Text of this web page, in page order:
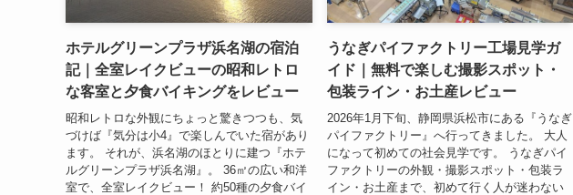
ホテルグリーンプラザ浜名湖の宿泊
記｜全室レイクビューの昭和レトロ
な客室と夕食バイキングをレビュー
昭和レトロな外観にちょっと驚きつつも、気
づけば『気分は小4』で楽しんでいた宿があり
ます。 それが、浜名湖のほとりに建つ『ホテ
ルグリーンプラザ浜名湖』。 36㎡の広い和洋
室で、全室レイクビュー！ 約50種の夕食バイ
うなぎパイファクトリー工場見学ガ
イド｜無料で楽しむ撮影スポット・
包装ライン・お土産レビュー
2026年1月下旬、静岡県浜松市にある『うなぎ
パイファクトリー』へ行ってきました。 大人
になって初めての社会見学です。 うなぎパイ
ファクトリーの外観・撮影スポット・包装ラ
イン・お土産まで、初めて行く人が迷わない